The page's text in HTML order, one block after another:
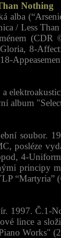
Nothing
alba
/ Less
(CDR
8-
album
soubor.
posléze
4-
principy
1997. Č.1-
lince a
Works"